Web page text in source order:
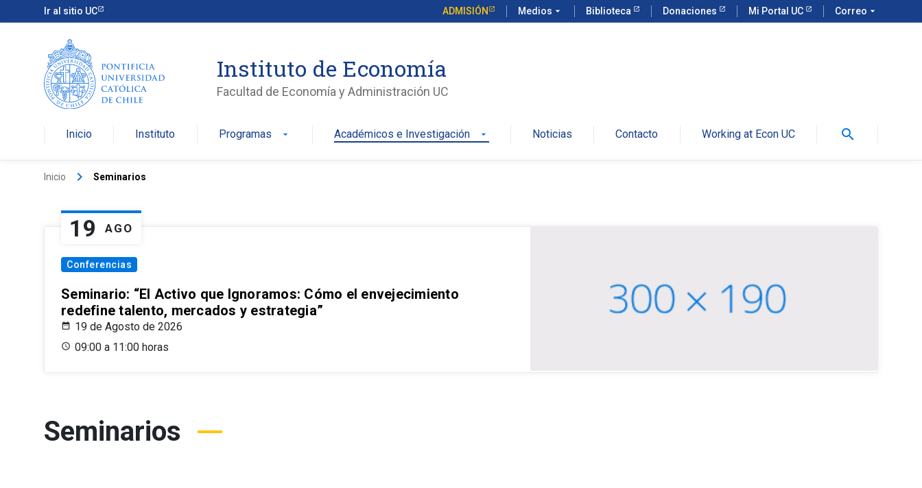
Ir al sitio UC ADMISIÓN Medios arrow_drop_down Biblioteca Donaciones Mi Portal UC Correo arrow_drop_down
Instituto de Economía
Facultad de Economía y Administración UC
Inicio Instituto Programas arrow_drop_down Académicos e Investigación arrow_drop_down Noticias Contacto Working at Econ UC search
Inicio keyboard_arrow_right Seminarios
19 AGO
Conferencias
Seminario: “El Activo que Ignoramos: Cómo el envejecimiento
redefine talento, mercados y estrategia”
19 de Agosto de 2026
09:00 a 11:00 horas
Seminarios